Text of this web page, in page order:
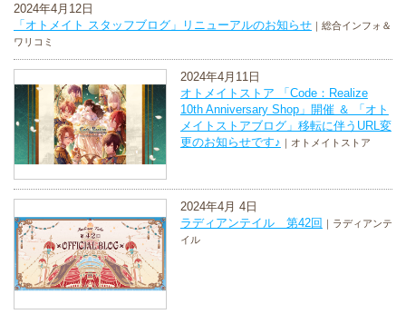
2024年4月12日
「オトメイト スタッフブログ」リニューアルのお知らせ ｜総合インフォ＆
ワリコミ
2024年4月11日
オトメイトストア 「Code：Realize
10th Anniversary Shop」開催 ＆ 「オト
メイトストアブログ」移転に伴うURL変
更のお知らせです♪ ｜オトメイトストア
2024年4月 4日
ラディアンテイル 第42回 ｜ラディアンテ
イル